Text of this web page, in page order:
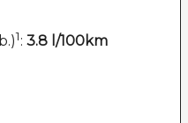
1: 3.8 l/100km